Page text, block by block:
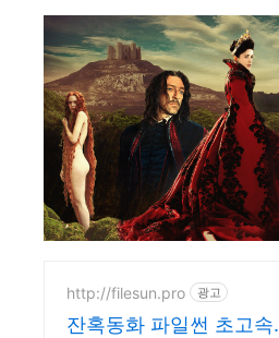
http://filesun.pro 광고
잔혹동화 파일썬 초고속,